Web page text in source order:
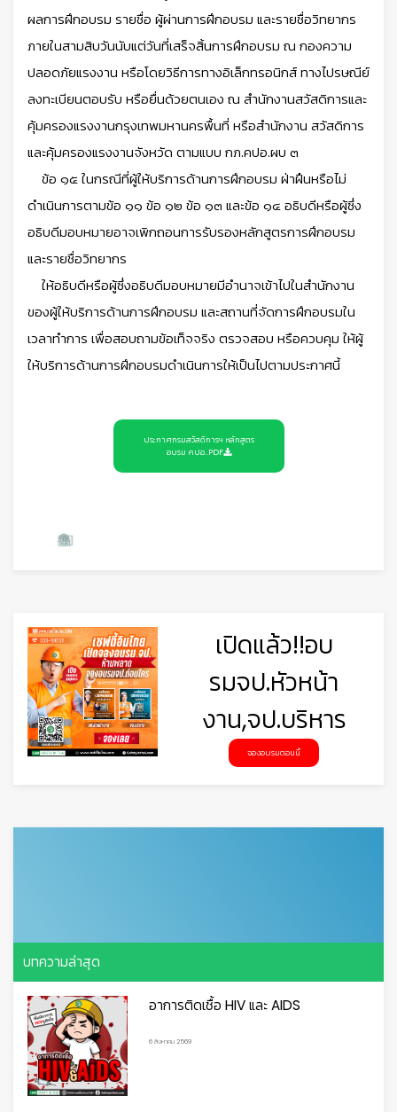
🦺
ผลการฝึกอบรม รายชื่อ ผู้ผ่านการฝึกอบรม และรายชื่อวิทยากร
ภายในสามสิบวันนับแต่วันที่เสร็จสิ้นการฝึกอบรม ณ กองความ
ปลอดภัยแรงงาน หรือโดยวิธีการทางอิเล็กทรอนิกส์ ทางไปรษณีย์
ลงทะเบียนตอบรับ หรือยื่นด้วยตนเอง ณ สำนักงานสวัสดิการและ
คุ้มครองแรงงานกรุงเทพมหานครพื้นที่ หรือสำนักงาน สวัสดิการ
และคุ้มครองแรงงานจังหวัด ตามแบบ กภ.คปอ.ผบ ๓
ข้อ ๑๕ ในกรณีที่ผู้ให้บริการด้านการฝึกอบรม ฝ่าฝืนหรือไม่
ดำเนินการตามข้อ ๑๑ ข้อ ๑๒ ข้อ ๑๓ และข้อ ๑๔ อธิบดีหรือผู้ซึ่ง
อธิบดีมอบหมายอาจเพิกถอนการรับรองหลักสูตรการฝึกอบรม
และรายชื่อวิทยากร
ให้อธิบดีหรือผู้ซึ่งอธิบดีมอบหมายมีอำนาจเข้าไปในสำนักงาน
ของผู้ให้บริการด้านการฝึกอบรม และสถานที่จัดการฝึกอบรมใน
เวลาทำการ เพื่อสอบถามข้อเท็จจริง ตรวจสอบ หรือควบคุม ให้ผู้
ให้บริการด้านการฝึกอบรมดำเนินการให้เป็นไปตามประกาศนี้
ประกาศกรมสวัสดิการฯ หลักสูตร
อบรม คปอ..PDF
เปิดแล้ว!!อบ
รมจป.หัวหน้า
งาน,จป.บริหาร
จองอบรมตอนนี้
บทความล่าสุด
อาการติดเชื้อ HIV และ AIDS
6 สิงหาคม 2569